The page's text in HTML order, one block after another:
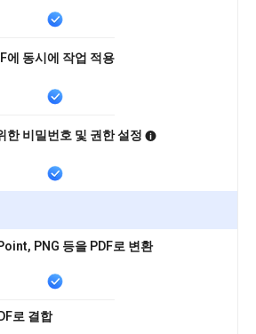
에 동시에 작업 적용
한 비밀번호 및 권한 설정
PNG 등을 PDF로 변환
로 결합